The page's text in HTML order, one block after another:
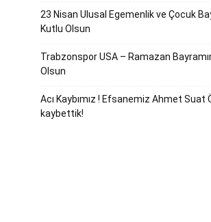
23 Nisan Ulusal Egemenlik ve Çocuk
Kutlu Olsun
Trabzonspor USA – Ramazan
Olsun
Acı Kaybımız ! Efsanemiz Ahmet Suat
kaybettik!